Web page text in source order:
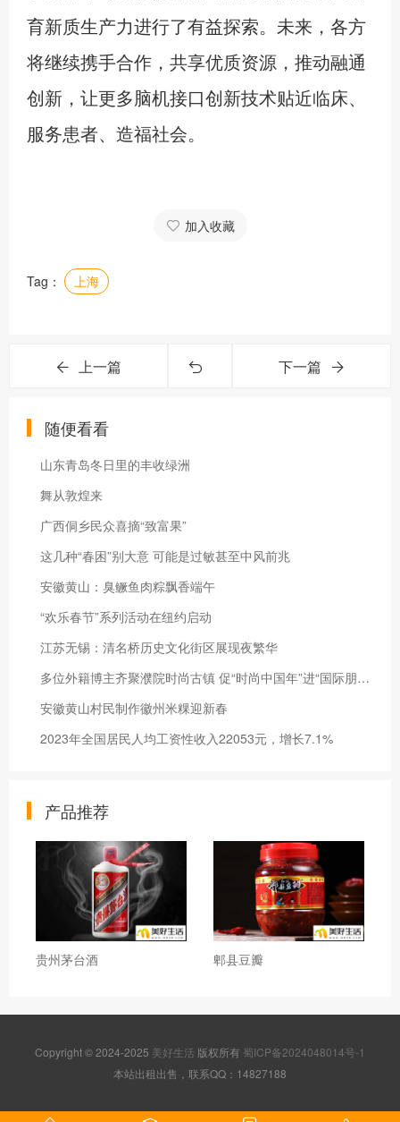
育新质生产力进行了有益探索。未来，各方
将继续携手合作，共享优质资源，推动融通
创新，让更多脑机接口创新技术贴近临床、
服务患者、造福社会。
加入收藏
Tag： 上海
上一篇 下一篇
随便看看
山东青岛冬日里的丰收绿洲
舞从敦煌来
广西侗乡民众喜摘“致富果”
这几种“春困”别大意 可能是过敏甚至中风前兆
安徽黄山：臭鳜鱼肉粽飘香端午
“欢乐春节”系列活动在纽约启动
江苏无锡：清名桥历史文化街区展现夜繁华
多位外籍博主齐聚濮院时尚古镇 促“时尚中国年”进“国际朋友圈”
安徽黄山村民制作徽州米粿迎新春
2023年全国居民人均工资性收入22053元，增长7.1%
产品推荐
贵州茅台酒 郫县豆瓣
Copyright © 2024-2025 美好生活 版权所有 蜀ICP备2024048014号-1
本站出租出售，联系QQ：14827188